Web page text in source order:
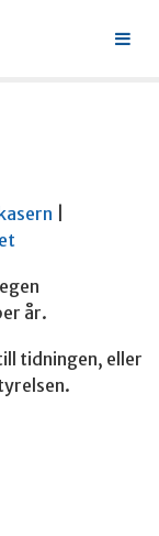
Växla
år.
tidningen, eller